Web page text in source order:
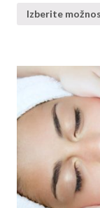
Izberite